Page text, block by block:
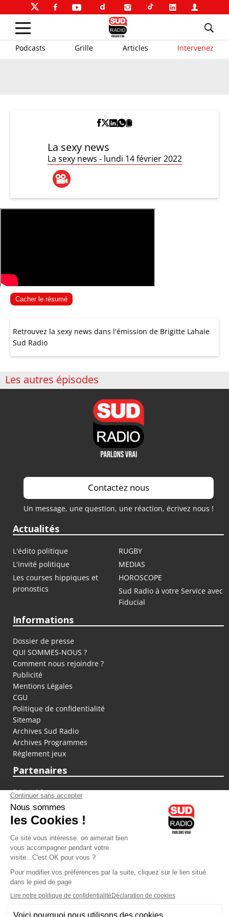
Podcasts Grille Articles Intervenez
La sexy news
La sexy news - lundi 14 février 2022
Cacher le résumé
Retrouvez la sexy news dans l'émission de Brigitte Lahaie
Sud Radio
Les autres épisodes
Contactez nous
Un message, une question, une réaction, écrivez nous !
Actualités
L'édito politique
RUGBY
L'invité politique
MEDIAS
Les courses hippiques et
pronostics
HOROSCOPE
Sud Radio à votre Service avec
Fiducial
Informations
Dossier de presse
QUI SOMMES-NOUS ?
Comment nous rejoindre ?
Publicité
Mentions Légales
CGU
Politique de confidentialité
Sitemap
Archives Sud Radio
Archives Programmes
Règlement jeux
Partenaires
fiducial.fr
lyoncapitale.fr
olympique-et-lyonnais.com
L'application Iphone / Android
Téléchargez l'application
Les cookies
Gestion des cookies